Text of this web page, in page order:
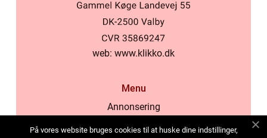
web: www.klikko.dk
Menu
Annonsering
På vores website bruges cookies til at huske dine indstillinger,